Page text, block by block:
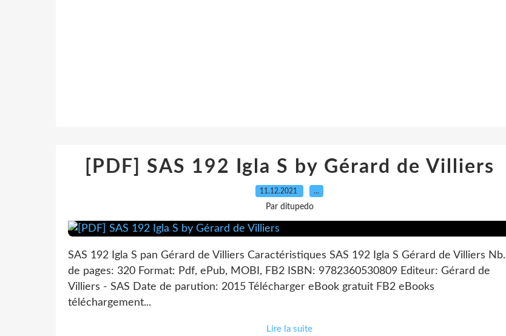
[PDF] SAS 192 Igla S by Gérard de Villiers
11.12.2021 …
Par ditupedo
SAS 192 Igla S pan Gérard de Villiers Caractéristiques SAS 192 Igla S Gérard de Villiers Nb.
de pages: 320 Format: Pdf, ePub, MOBI, FB2 ISBN: 9782360530809 Editeur: Gérard de
Villiers - SAS Date de parution: 2015 Télécharger eBook gratuit FB2 eBooks
téléchargement...
Lire la suite